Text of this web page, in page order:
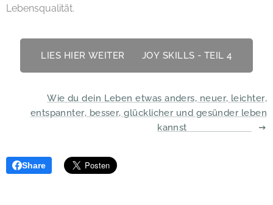
Lebensqualität.
LIES HIER WEITER 👉 JOY SKILLS - TEIL 4
Wie du dein Leben etwas anders, neuer, leichter,
entspannter, besser, glücklicher und gesünder leben
kannst 😃🍀😎 🥳😍
Share